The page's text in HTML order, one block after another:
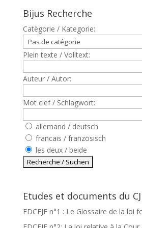
Bijus Recherche
Catègorie / Kategorie:
Plein texte / Volltext:
Auteur / Autor:
Mot clef / Schlagwort:
allemand / deutsch
francais / französisch
les deux / beide
Etudes et documents du
EDCEJF n°1 : Le Glossaire de la loi